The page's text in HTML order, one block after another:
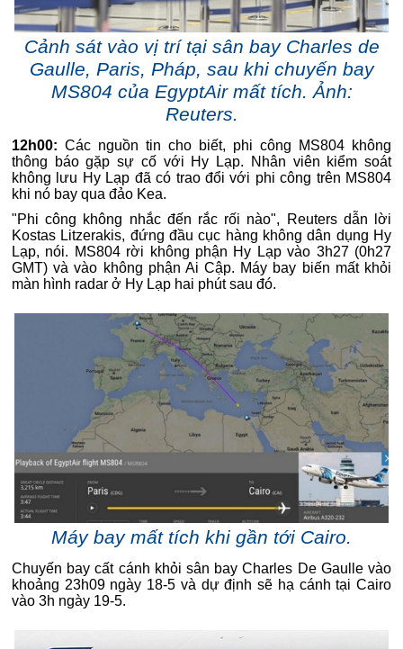
Cảnh sát vào vị trí tại sân bay Charles de
Gaulle, Paris, Pháp, sau khi chuyến bay
MS804 của EgyptAir mất tích. Ảnh:
Reuters.
12h00: Các nguồn tin cho biết, phi công MS804 không
thông báo gặp sự cố với Hy Lạp. Nhân viên kiểm soát
không lưu Hy Lạp đã có trao đổi với phi công trên MS804
khi nó bay qua đảo Kea.
"Phi công không nhắc đến rắc rối nào", Reuters dẫn lời
Kostas Litzerakis, đứng đầu cục hàng không dân dụng Hy
Lạp, nói. MS804 rời không phận Hy Lạp vào 3h27 (0h27
GMT) và vào không phận Ai Cập. Máy bay biến mất khỏi
màn hình radar ở Hy Lạp hai phút sau đó.
Máy bay mất tích khi gần tới Cairo.
Chuyến bay cất cánh khỏi sân bay Charles De Gaulle vào
khoảng 23h09 ngày 18-5 và dự định sẽ hạ cánh tại Cairo
vào 3h ngày 19-5.